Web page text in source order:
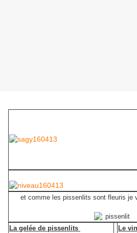
et comme les pissenlits sont fleuris je
La gelée de pissenlits
Le